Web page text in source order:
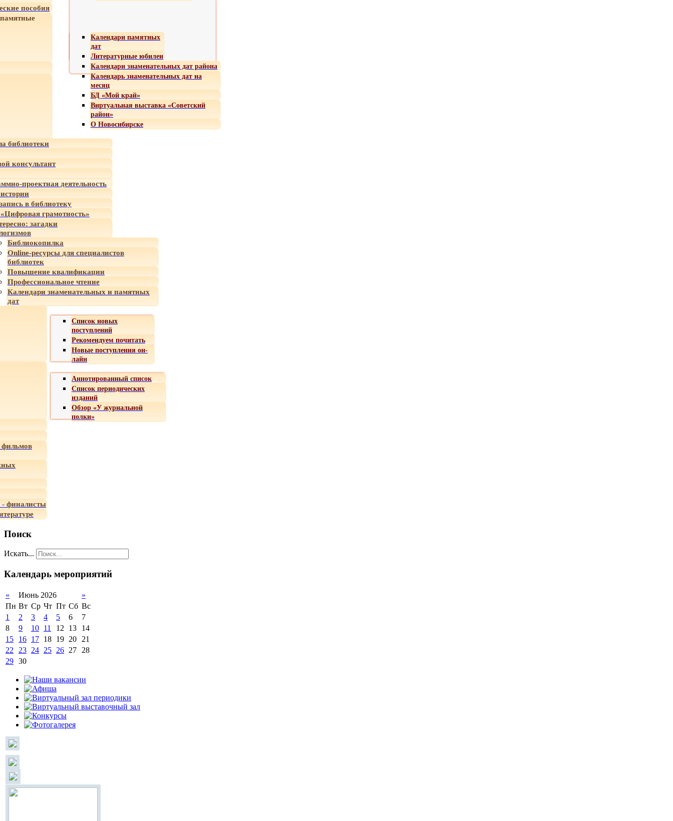
пособия
Календари памятных
дат
Литературные юбилеи
Календари знаменательных дат района
Календарь знаменательных дат на
месяц
БД «Мой край»
Виртуальная выставка «Советский
район»
О Новосибирске
библиотеки
консультант
проектная деятельность
в библиотеку
грамотность»
загадки
Библиокопилка
Online-ресурсы для специалистов
библиотек
Повышение квалификации
Профессиональное чтение
Календари знаменательных и памятных
дат
Список новых
поступлений
Рекомендуем почитать
Новые поступления он-
лайн
Аннотированный список
Список периодических
изданий
Обзор «У журнальной
полки»
- финалисты
Поиск
Искать...
Календарь мероприятий
« Июнь 2026
»
Пн Вт Ср Чт Пт Сб Вс
1
2 3 4 5 6
7
8
9 10 11 12 13
14
15
16 17 18 19 20
21
22
23 24 25 26 27
28
29 30